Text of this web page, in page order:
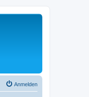
Anmelden